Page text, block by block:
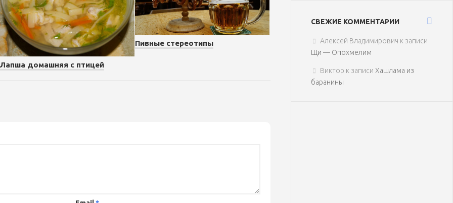
Лапша домашняя с птицей
Пивные стереотипы
СВЕЖИЕ КОММЕНТАРИИ
Алексей Владимирович к записи
Щи — Опохмелим
Виктор к записи Хашлама из
баранины